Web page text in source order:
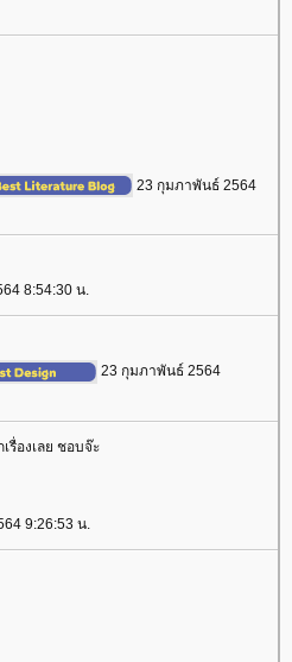
23 กุมภาพันธ์ 2564
8:54:30 น.
23 กุมภาพันธ์ 2564
รื่องเลย ชอบจ๊ะ
9:26:53 น.